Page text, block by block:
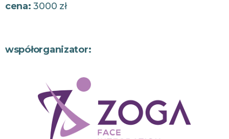
cena:3000 zł
współorganizator: